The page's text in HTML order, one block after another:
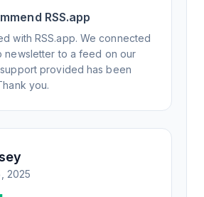
been an exceptional
I will be pushing everyone I
for their RSS needs.
RSS.app
with RSS.app. We connected
newsletter to a feed on our
provided has been
you.
2025